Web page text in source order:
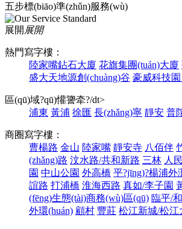
五步標(biāo)準(zhǔn)服務(wù)
展開 展開
熱門寫字樓：
陸家嘴鉆石大廈 花旗集團(tuán)大廈
盛大天地源創(chuàng)谷 豪威科技園
區(qū)域?qū)懽謽牵?/dt>
浦東 黃浦 徐匯 長(zhǎng)寧 靜安 普
商圈寫字樓：
曹楊路 金山 陸家嘴 靜安寺 八佰伴
(zhǎng)路 汶水路/共和新路 三林 人
園 中山公園 外高橋 平?jīng)?楊浦外
誼路 打浦橋 淮海西路 真如/李子園
(fēng)生態(tài)商務(wù)區(qū) 臨平/
外環(huán) 顧村 豐莊 松江新城/松江